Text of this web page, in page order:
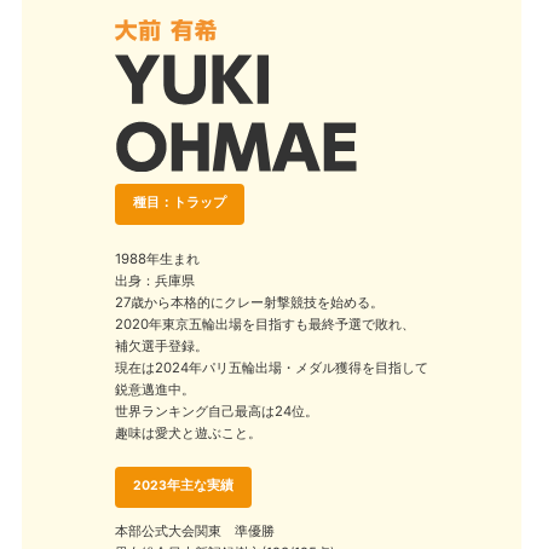
種目：トラップ
1988年生まれ
出身：兵庫県
27歳から本格的にクレー射撃競技を始める。
2020年東京五輪出場を目指すも最終予選で敗れ、
補欠選手登録。
現在は2024年パリ五輪出場・メダル獲得を目指して
鋭意邁進中。
世界ランキング自己最高は24位。
趣味は愛犬と遊ぶこと。
2023年主な実績
本部公式大会関東 準優勝